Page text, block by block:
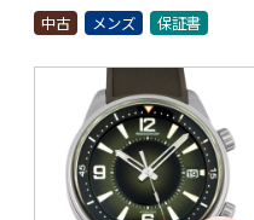
中古 メンズ 保証書